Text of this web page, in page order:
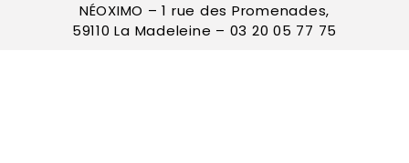
NÉOXIMO – 1 rue des Promenades,
59110 La Madeleine – 03 20 05 77 75